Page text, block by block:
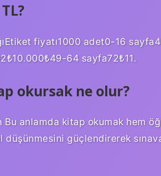
fiyatı1000 adet0-16
64 sayfa72₺11.
okursak ne olur?
anlamda kitap okumak hem
düşünmesini güçlendirerek